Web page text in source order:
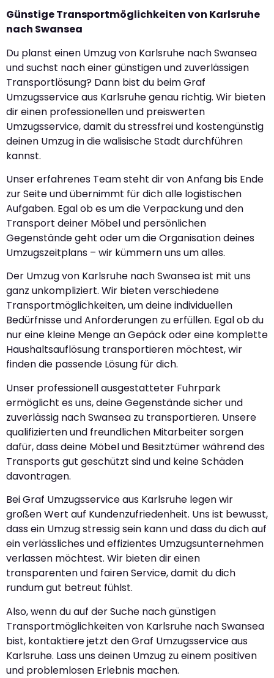
Günstige Transportmöglichkeiten von Karlsruhe
nach Swansea
Du planst einen Umzug von Karlsruhe nach Swansea
und suchst nach einer günstigen und zuverlässigen
Transportlösung? Dann bist du beim Graf
Umzugsservice aus Karlsruhe genau richtig. Wir bieten
dir einen professionellen und preiswerten
Umzugsservice, damit du stressfrei und kostengünstig
deinen Umzug in die walisische Stadt durchführen
kannst.
Unser erfahrenes Team steht dir von Anfang bis Ende
zur Seite und übernimmt für dich alle logistischen
Aufgaben. Egal ob es um die Verpackung und den
Transport deiner Möbel und persönlichen
Gegenstände geht oder um die Organisation deines
Umzugszeitplans – wir kümmern uns um alles.
Der Umzug von Karlsruhe nach Swansea ist mit uns
ganz unkompliziert. Wir bieten verschiedene
Transportmöglichkeiten, um deine individuellen
Bedürfnisse und Anforderungen zu erfüllen. Egal ob du
nur eine kleine Menge an Gepäck oder eine komplette
Haushaltsauflösung transportieren möchtest, wir
finden die passende Lösung für dich.
Unser professionell ausgestatteter Fuhrpark
ermöglicht es uns, deine Gegenstände sicher und
zuverlässig nach Swansea zu transportieren. Unsere
qualifizierten und freundlichen Mitarbeiter sorgen
dafür, dass deine Möbel und Besitztümer während des
Transports gut geschützt sind und keine Schäden
davontragen.
Bei Graf Umzugsservice aus Karlsruhe legen wir
großen Wert auf Kundenzufriedenheit. Uns ist bewusst,
dass ein Umzug stressig sein kann und dass du dich auf
ein verlässliches und effizientes Umzugsunternehmen
verlassen möchtest. Wir bieten dir einen
transparenten und fairen Service, damit du dich
rundum gut betreut fühlst.
Also, wenn du auf der Suche nach günstigen
Transportmöglichkeiten von Karlsruhe nach Swansea
bist, kontaktiere jetzt den Graf Umzugsservice aus
Karlsruhe. Lass uns deinen Umzug zu einem positiven
und problemlosen Erlebnis machen.